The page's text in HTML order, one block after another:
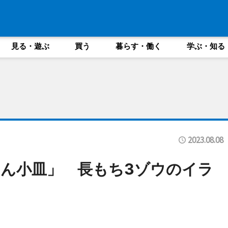
見る・遊ぶ 買う 暮らす・働く 学ぶ・知る
2023.08.08
小皿」 長もち3ゾウのイラ